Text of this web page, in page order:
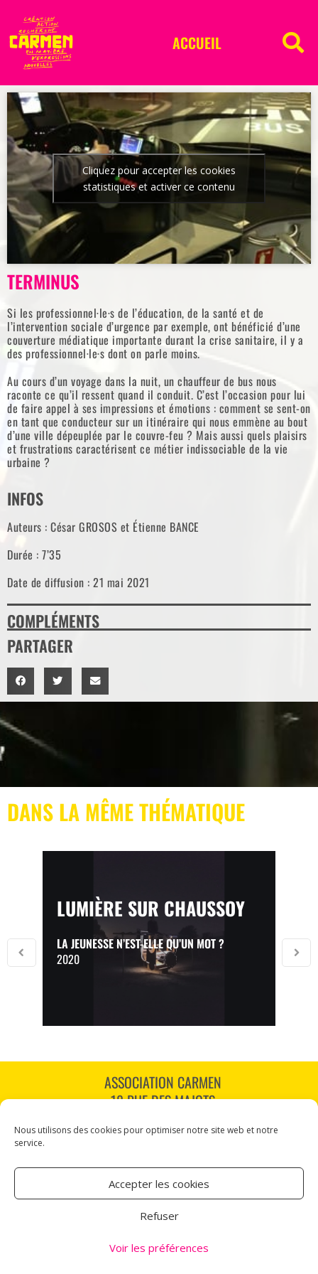
Nous utilisons des cookies pour optimiser notre site web et notre
service.
Accepter les cookies
Refuser
Voir les préférences
ACCUEIL
Cliquez pour accepter les cookies
statistiques et activer ce contenu
TERMINUS
Si les professionnel·le·s de l’éducation, de la santé et de
l’intervention sociale d’urgence par exemple, ont bénéficié d’une
couverture médiatique importante durant la crise sanitaire, il y a
des professionnel·le·s dont on parle moins.
Au cours d’un voyage dans la nuit, un chauffeur de bus nous
raconte ce qu’il ressent quand il conduit. C’est l’occasion pour lui
de faire appel à ses impressions et émotions : comment se sent-on
en tant que conducteur sur un itinéraire qui nous emmène au bout
d’une ville dépeuplée par le couvre-feu ? Mais aussi quels plaisirs
et frustrations caractérisent ce métier indissociable de la vie
urbaine ?
INFOS
Auteurs : César GROSOS et Étienne BANCE
Durée : 7’35
Date de diffusion : 21 mai 2021
COMPLÉMENTS
PARTAGER
DANS LA MÊME THÉMATIQUE
LUMIÈRE SUR CHAUSSOY
LA JEUNESSE N’EST-ELLE QU’UN MOT ?
2020
ASSOCIATION CARMEN
18 RUE DES MAJOTS
TÉL : 03 60 12 34 10
NOUS SUIVRE
Mentions légales